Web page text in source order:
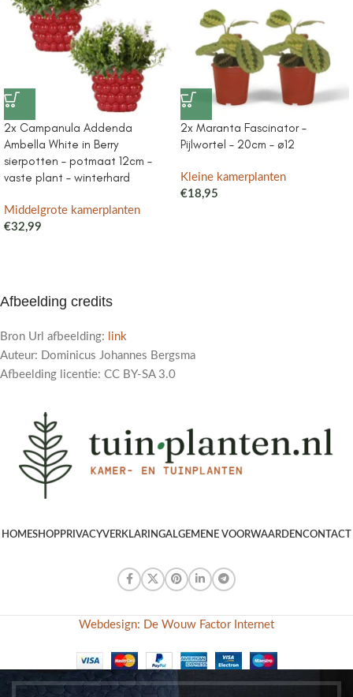
2x Campanula Addenda
Ambella White in Berry
sierpotten – potmaat 12cm –
vaste plant – winterhard
Middelgrote kamerplanten
€32,99
2x Maranta Fascinator –
Pijlwortel – 20cm – ø12
Kleine kamerplanten
€18,95
Afbeelding credits
Bron Url afbeelding:
link
Auteur: Dominicus Johannes Bergsma
Afbeelding licentie: CC BY-SA 3.0
HOMESHOPPRIVACYVERKLARINGALGEMENE VOORWAARDENCONTACT
Webdesign: De Wouw Factor Internet